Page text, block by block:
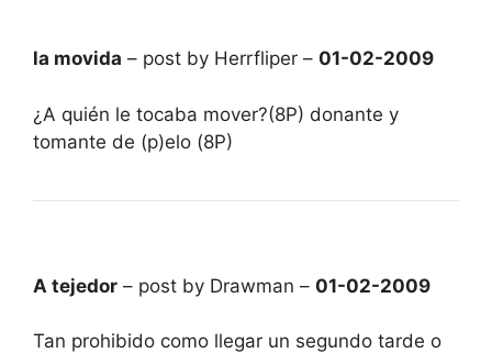
la movida – post by Herrfliper – 01-02-2009
¿A quién le tocaba mover?(8P) donante y
tomante de (p)elo (8P)
A tejedor – post by Drawman – 01-02-2009
Tan prohibido como llegar un segundo tarde o